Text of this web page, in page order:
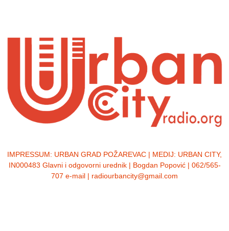
IMPRESSUM: URBAN GRAD POŽAREVAC | MEDIJ: URBAN CITY,
IN000483 Glavni i odgovorni urednik | Bogdan Popović | 062/565-
707 e-mail | radiourbancity@gmail.com